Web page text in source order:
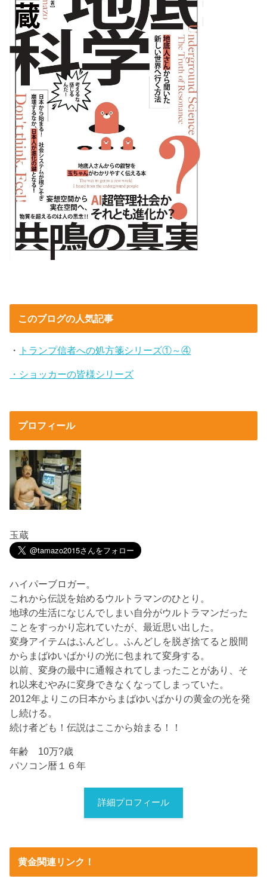
このブログの人気記事
・ トランプ信者への処方箋シリーズ①～④
・ショッカーの皆様シリーズ
プロフィール
玉蔵
ハイパーブロガー。
これから伝説を始めるウルトラマンのひとり。
地球の生活になじんでしまい自分がウルトラマンだった
ことをすっかり忘れていたが、最近思い出した。
変身アイテムはふんどし。ふんどしを脱ぎ捨てると股間
からまばゆいばかりの光に包まれて変身する。
以前、変身の最中に通報されてしまったことがあり、そ
れ以来むやみに変身できなくなってしまっていた。
2012年よりこの日本からまばゆいばかりの黄金の光を発
し続ける。
続け者ども！伝説はここから始まる！！
年齢 10万?歳
パソコン暦１６年
詳細プロフィール
黄金関連リンク！